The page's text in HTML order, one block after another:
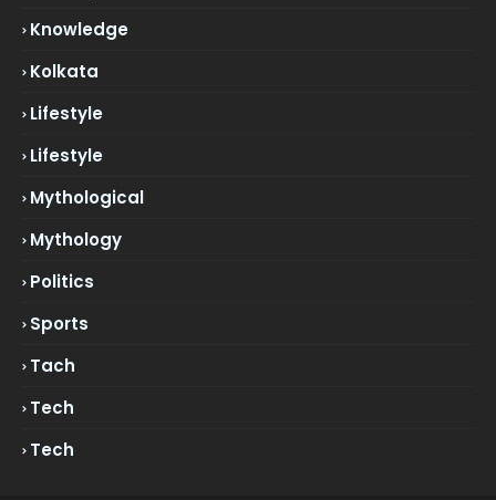
Knowledge
Kolkata
Lifestyle
Lifestyle
Mythological
Mythology
Politics
Sports
Tach
Tech
Tech